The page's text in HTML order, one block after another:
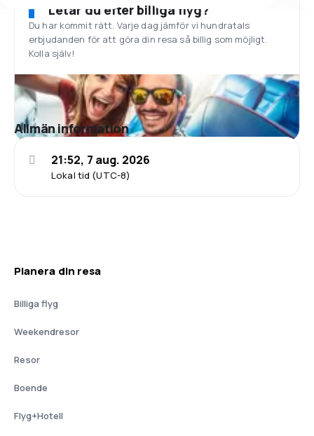
Letar du efter billiga flyg?
Du har kommit rätt. Varje dag jämför vi hundratals
erbjudanden för att göra din resa så billig som möjligt.
Kolla själv!
Allmän information
Lokal tid (UTC-8)
21:52, 7 aug. 2026
Planera din resa
Billiga flyg
Weekendresor
Resor
Boende
Flyg+Hotell